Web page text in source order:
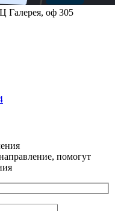
Галерея, оф 305
помогут